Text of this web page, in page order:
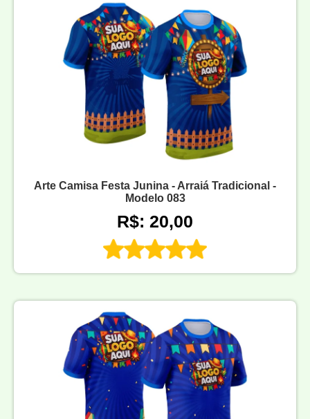
Arte Camisa Festa Junina - Arraiá Tradicional -
Modelo 083
R$: 20,00